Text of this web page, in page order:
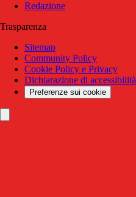
Redazione
Trasparenza
Sitemap
Community Policy
Cookie Policy e Privacy
Dichiarazione di accessibilità
Preferenze sui cookie